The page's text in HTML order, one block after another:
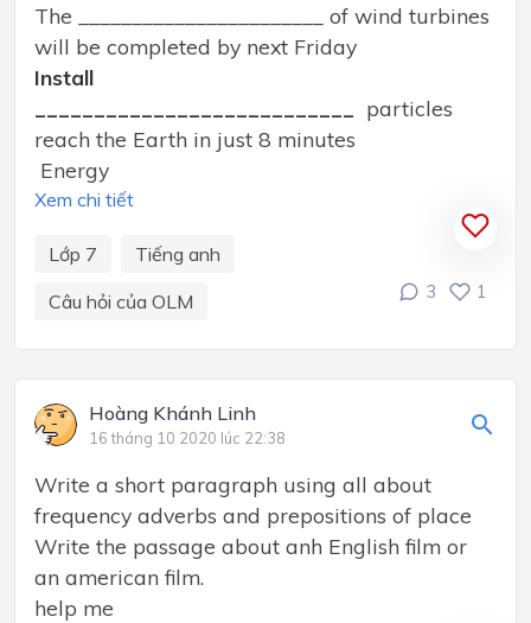
The _______________________ of wind turbines
will be completed by next Friday
Install
particles
reach the Earth in just 8 minutes
Energy
Xem chi tiết
Lớp 7
Tiếng anh
Câu hỏi của OLM
3 1
Hoàng Khánh Linh
16 tháng 10 2020 lúc 22:38
Write a short paragraph using all about
frequency adverbs and prepositions of place
Write the passage about anh English film or
an american film.
help me